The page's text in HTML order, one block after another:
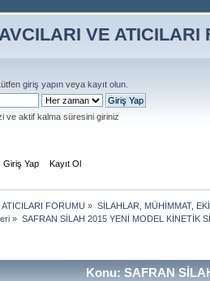
giriş yapın veya kayıt olun
ve aktif kalma süresini giriniz
Giriş Yap Kayıt Ol
FORUMU » SİLAHLAR, MÜHİMMAT,
» SAFRAN SİLAH 2015 YENİ MODEL KİNETİK
Konu: SAFRAN